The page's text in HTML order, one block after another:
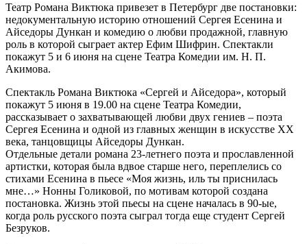
Театр Романа Виктюка привезет в Петербург две постановки:
недокументальную историю отношений Сергея Есенина и
Айседоры Дункан и комедию о любви продажной, главную
роль в которой сыграет актер Ефим Шифрин. Спектакли
покажут 5 и 6 июня на сцене Театра Комедии им. Н. П.
Акимова.
Спектакль Романа Виктюка «Сергей и Айседора», который
покажут 5 июня в 19.00 на сцене Театра Комедии,
рассказывает о захватывающей любви двух гениев – поэта
Сергея Есенина и одной из главных женщин в искусстве XX
века, танцовщицы Айседоры Дункан.
Отдельные детали романа 23-летнего поэта и прославленной
артистки, которая была вдвое старше него, переплелись со
стихами Есенина в пьесе «Моя жизнь, иль ты приснилась
мне…» Нонны Голиковой, по мотивам которой создана
постановка. Жизнь этой пьесы на сцене началась в 90-ые,
когда роль русского поэта сыграл тогда еще студент Сергей
Безруков.